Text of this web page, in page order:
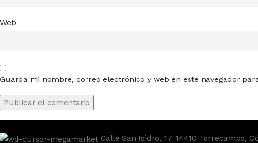
Web
Guarda mi nombre, correo electrónico y web en este navegador
Calle San Isidro, 17, 14410 Torrecampo,